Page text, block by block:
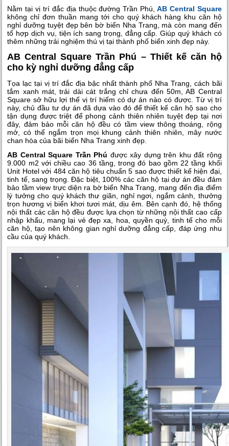
Nằm tại vị trí đắc địa thuộc đường Trần Phú, AB Central Square
không chỉ đơn thuần mang tới cho quý khách hàng khu căn hộ
nghỉ dưỡng tuyệt đẹp bên bờ biển Nha Trang, mà còn mang đến
tổ hợp dịch vụ, tiện ích sang trọng, đẳng cấp. Giúp quý khách có
thêm những trải nghiệm thú vị tại thành phố biển xinh đẹp này.
AB Central Square Trần Phú – Thiết kế căn hộ
cho kỳ nghỉ dưỡng đẳng cấp
Tọa lạc tại vị trí đắc địa bậc nhất thành phố Nha Trang, cách bãi
tắm xanh mát, trải dài cát trắng chỉ chưa đến 50m, AB Central
Square sở hữu lợi thế vị trí hiếm có dự án nào có được. Từ vị trí
này, chủ đầu tư dự án đã dựa vào đó để thiết kế căn hộ sao cho
tận dụng được triệt để phong cảnh thiên nhiên tuyệt đẹp tại nơi
đây, đảm bảo mỗi căn hộ đều có tầm view thông thoáng, rộng
mở, có thể ngắm trọn mọi khung cảnh thiên nhiên, mây nước
chan hòa của bãi biển Nha Trang xinh đẹp.
AB Central Square Trần Phú được xây dựng trên khu đất rộng
9.000 m2 với chiều cao 36 tầng, trong đó bao gồm 22 tầng khối
Unit Hotel với 484 căn hộ tiêu chuẩn 5 sao được thiết kế hiện đại,
tinh tế, sang trọng. Đặc biệt, 100% các căn hộ tại dự án đều đảm
bảo tầm view trực diện ra bờ biển Nha Trang, mang đến địa điểm
lý tưởng cho quý khách thư giãn, nghỉ ngơi, ngắm cảnh, thưởng
trọn hương vị biển khơi tươi mát, dịu êm. Bên cạnh đó, hệ thống
nội thất các căn hộ đều được lựa chọn từ những nội thất cao cấp
nhập khẩu, mang lại vẻ đẹp xa, hoa, quyền quý, tinh tế cho mỗi
căn hộ, tạo nên không gian nghỉ dưỡng đẳng cấp, đáp ứng nhu
cầu của quý khách.